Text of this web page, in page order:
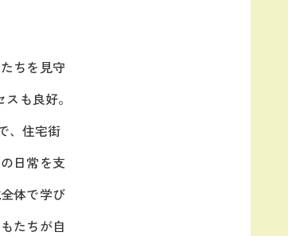
ちを見守
も良好。
、住宅街
日常を支
体で学び
たちが自